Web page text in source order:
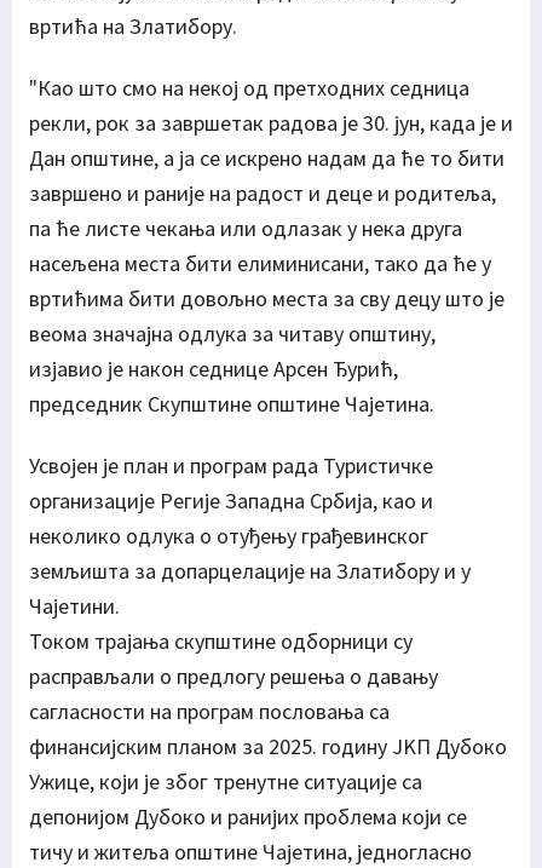
вртића на Златибору.
"Као што смо на некој од претходних седница
рекли, рок за завршетак радова је 30. јун, када је и
Дан општине, а ја се искрено надам да ће то бити
завршено и раније на радост и деце и родитеља,
па ће листе чекања или одлазак у нека друга
насељена места бити елиминисани, тако да ће у
вртићима бити довољно места за сву децу што је
веома значајна одлука за читаву општину,
изјавио је након седнице Арсен Ђурић,
председник Скупштине општине Чајетина.
Усвојен је план и програм рада Туристичке
организације Регије Западна Србија, као и
неколико одлука о отуђењу грађевинског
земљишта за допарцелације на Златибору и у
Чајетини.
Током трајања скупштине одборници су
расправљали о предлогу решења о давању
сагласности на програм пословања са
финансијским планом за 2025. годину ЈKП Дубоко
Ужице, који је због тренутне ситуације са
депонијом Дубоко и ранијих проблема који се
тичу и житеља општине Чајетина, једногласно